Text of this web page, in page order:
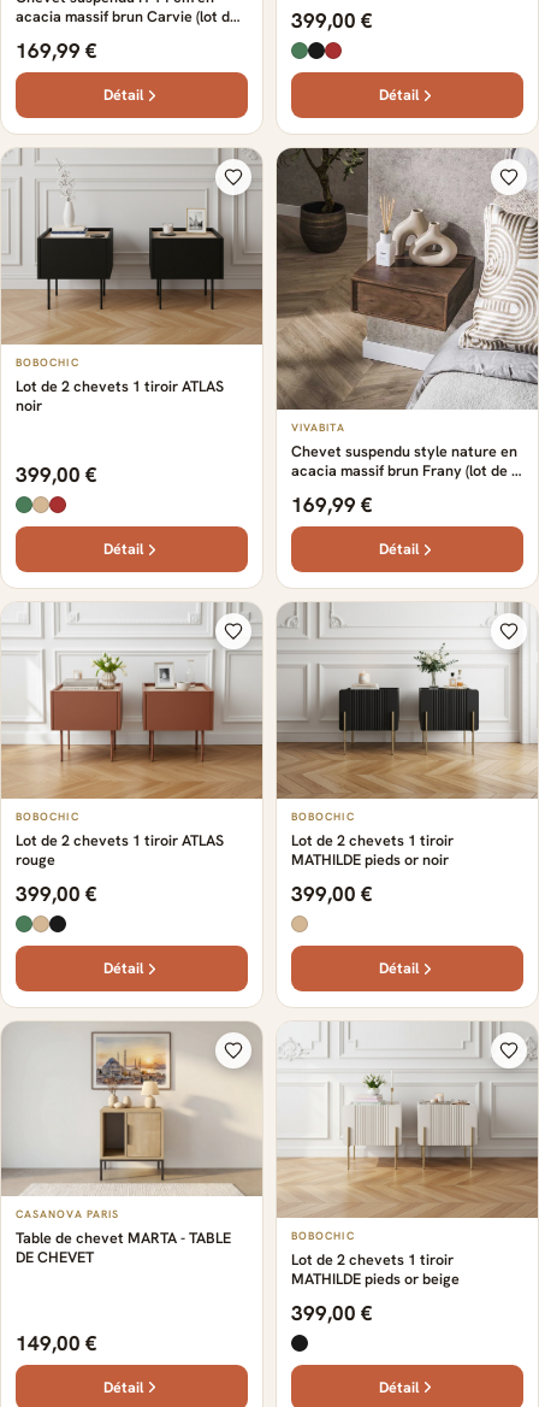
acacia massif brun Carvie (lot de
169,99 €
Détail
399,00 €
Détail
BOBOCHIC
Lot de 2 chevets 1 tiroir ATLAS
noir
399,00 €
Détail
VIVABITA
Chevet suspendu style nature en
acacia massif brun Frany (lot de 2)
169,99 €
Détail
BOBOCHIC
Lot de 2 chevets 1 tiroir ATLAS
rouge
399,00 €
Détail
BOBOCHIC
Lot de 2 chevets 1 tiroir
MATHILDE pieds or noir
399,00 €
Détail
CASANOVA PARIS
Table de chevet MARTA - TABLE
DE CHEVET
149,00 €
Détail
BOBOCHIC
Lot de 2 chevets 1 tiroir
MATHILDE pieds or beige
399,00 €
Détail